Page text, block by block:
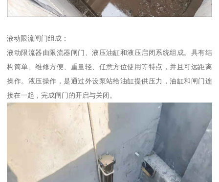
液动限流闸门组成：
液动限流器由限流器闸门、液压油缸和液压启闭系统组成。具有结
构简单、维修方便、重量轻、任意方位使用等特点，并且可远距离
操作。液压操作，是通过外设泵站给油缸提供压力，油缸和闸门连
接在一起，完成闸门的开启与关闭。